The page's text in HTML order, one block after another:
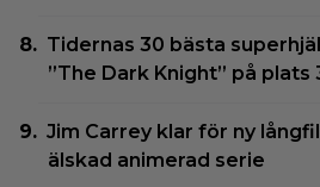
Tidernas 30 bästa
”The Dark Knight” på plats
Jim Carrey klar för ny
älskad animerad serie